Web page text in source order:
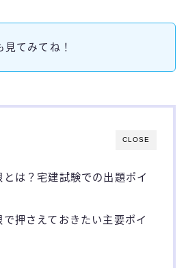
てみてね！
CLOSE
は？宅建試験での出題ポイ
押さえておきたい主要ポイ